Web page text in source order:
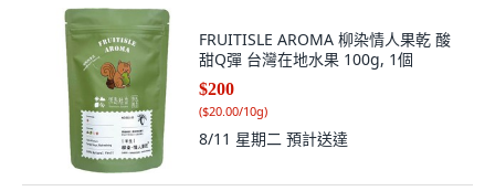
FRUITISLE AROMA 柳染情人果乾 酸
甜Q彈 台灣在地水果 100g, 1個
$200
($20.00/10g)
8/11 星期二 預計送達